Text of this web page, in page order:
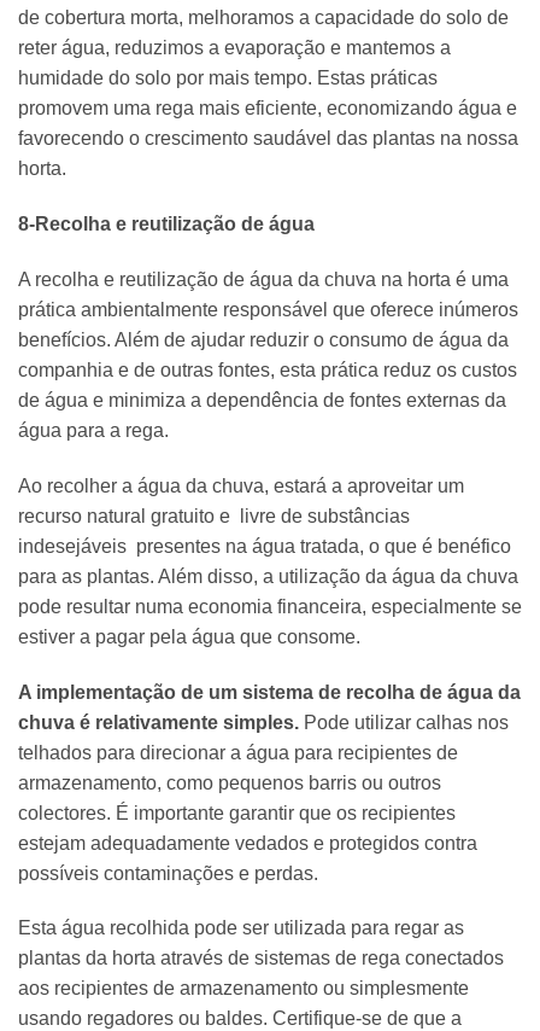
de cobertura morta, melhoramos a capacidade do solo de
reter água, reduzimos a evaporação e mantemos a
humidade do solo por mais tempo. Estas práticas
promovem uma rega mais eficiente, economizando água e
favorecendo o crescimento saudável das plantas na nossa
horta.
8-Recolha e reutilização de água
A recolha e reutilização de água da chuva na horta é uma
prática ambientalmente responsável que oferece inúmeros
benefícios. Além de ajudar reduzir o consumo de água da
companhia e de outras fontes, esta prática reduz os custos
de água e minimiza a dependência de fontes externas da
água para a rega.
Ao recolher a água da chuva, estará a aproveitar um
recurso natural gratuito e livre de substâncias
indesejáveis presentes na água tratada, o que é benéfico
para as plantas. Além disso, a utilização da água da chuva
pode resultar numa economia financeira, especialmente se
estiver a pagar pela água que consome.
A implementação de um sistema de recolha de água da
chuva é relativamente simples. Pode utilizar calhas nos
telhados para direcionar a água para recipientes de
armazenamento, como pequenos barris ou outros
colectores. É importante garantir que os recipientes
estejam adequadamente vedados e protegidos contra
possíveis contaminações e perdas.
Esta água recolhida pode ser utilizada para regar as
plantas da horta através de sistemas de rega conectados
aos recipientes de armazenamento ou simplesmente
usando regadores ou baldes. Certifique-se de que a